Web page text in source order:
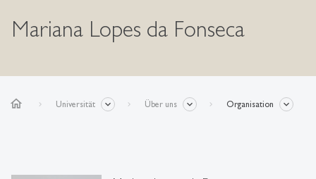
Mariana Lopes da Fonseca
home Universität Über uns Organisation